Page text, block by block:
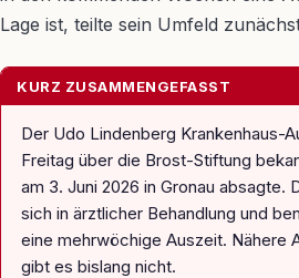
Lage ist, teilte sein Umfeld
KURZ ZUSAMMENGEFASST
Der Udo Lindenberg Krankenhaus-
Freitag über die Brost-Stiftung
am 3. Juni 2026 in Gronau absagte.
sich in ärztlicher Behandlung und
eine mehrwöchige Auszeit. Nähere
gibt es bislang nicht.